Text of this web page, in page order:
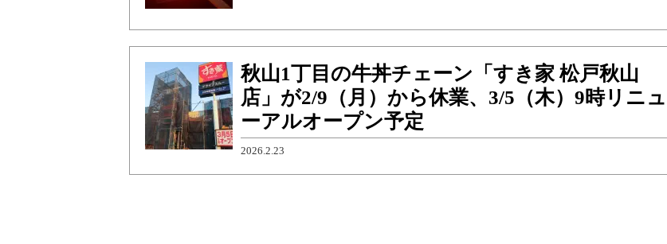
秋山1丁目の牛丼チェーン「すき家 松戸秋山
店」が2/9（月）から休業、3/5（木）9時リニュ
ーアルオープン予定
2026.2.23